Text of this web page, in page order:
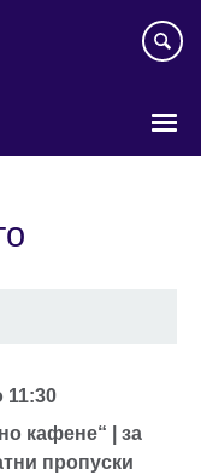
11:30
кафене“ | за
пропуски